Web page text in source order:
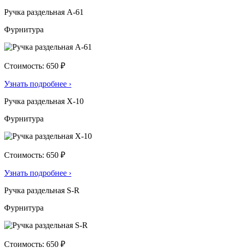
Ручка раздельная А-61
Фурнитура
Стоимость: 650 ₽
Узнать подробнее ›
Ручка раздельная X-10
Фурнитура
Стоимость: 650 ₽
Узнать подробнее ›
Ручка раздельная S-R
Фурнитура
Стоимость: 650 ₽